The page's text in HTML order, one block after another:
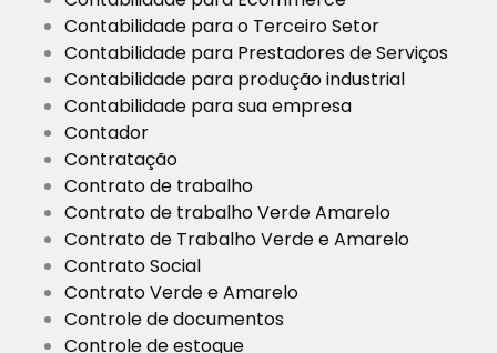
Contabilidade para o Terceiro Setor
Contabilidade para Prestadores de Serviços
Contabilidade para produção industrial
Contabilidade para sua empresa
Contador
Contratação
Contrato de trabalho
Contrato de trabalho Verde Amarelo
Contrato de Trabalho Verde e Amarelo
Contrato Social
Contrato Verde e Amarelo
Controle de documentos
Controle de estoque